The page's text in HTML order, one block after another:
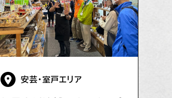
安芸・室戸エリア